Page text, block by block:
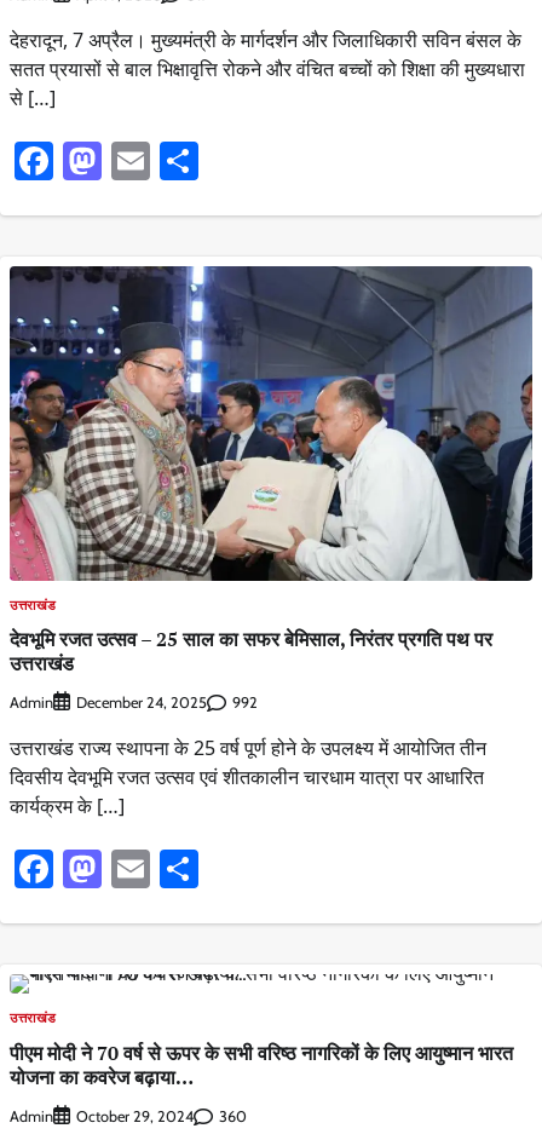
देहरादून, 7 अप्रैल। मुख्यमंत्री के मार्गदर्शन और जिलाधिकारी सविन बंसल के
सतत प्रयासों से बाल भिक्षावृत्ति रोकने और वंचित बच्चों को शिक्षा की मुख्यधारा
से […]
Facebook
Mastodon
Email
उत्तराखंड
देवभूमि रजत उत्सव – 25 साल का सफर बेमिसाल, निरंतर प्रगति पथ पर
उत्तराखंड
Admin December 24, 2025 992
उत्तराखंड राज्य स्थापना के 25 वर्ष पूर्ण होने के उपलक्ष्य में आयोजित तीन
दिवसीय देवभूमि रजत उत्सव एवं शीतकालीन चारधाम यात्रा पर आधारित
कार्यक्रम के […]
Facebook
Mastodon
Email
उत्तराखंड
पीएम मोदी ने 70 वर्ष से ऊपर के सभी वरिष्ठ नागरिकों के लिए आयुष्मान भारत
योजना का कवरेज बढ़ाया…
Admin October 29, 2024 360